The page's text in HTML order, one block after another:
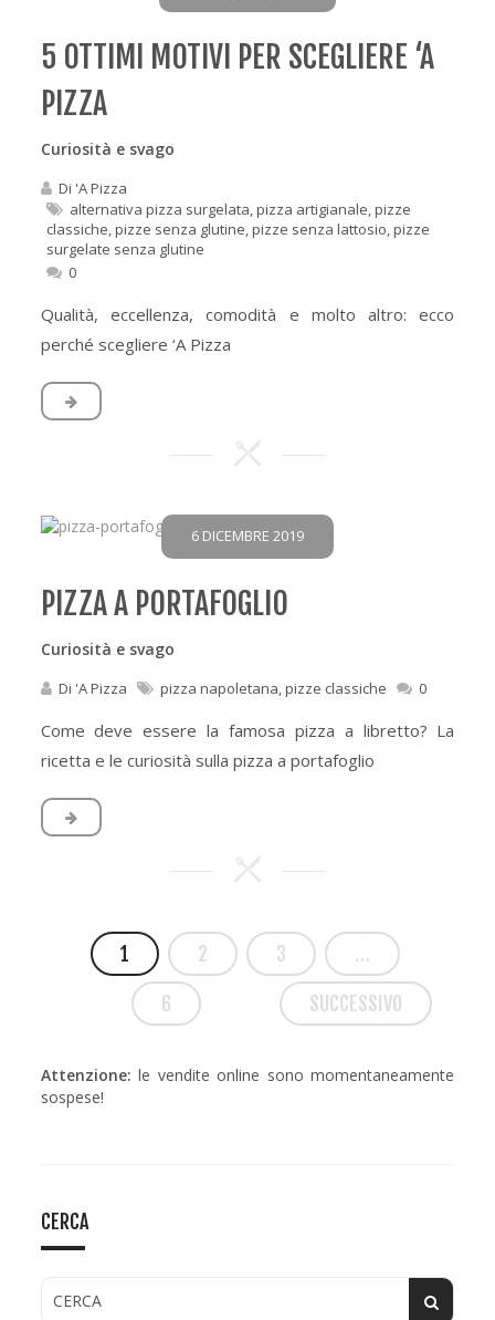
5 OTTIMI MOTIVI PER SCEGLIERE ‘A
PIZZA
Curiosità e svago
Di 'A Pizza
alternativa pizza surgelata,pizza artigianale,pizze
classiche,pizze senza glutine,pizze senza lattosio,pizze
surgelate senza glutine
0
Qualità, eccellenza, comodità e molto altro: ecco
perché scegliere ‘A Pizza
6 DICEMBRE 2019
PIZZA A PORTAFOGLIO
Curiosità e svago
Di 'A Pizza pizza napoletana,pizze classiche 0
Come deve essere la famosa pizza a libretto? La
ricetta e le curiosità sulla pizza a portafoglio
1 2 3 …
6 SUCCESSIVO
Attenzione: le vendite online sono momentaneamente
sospese!
CERCA